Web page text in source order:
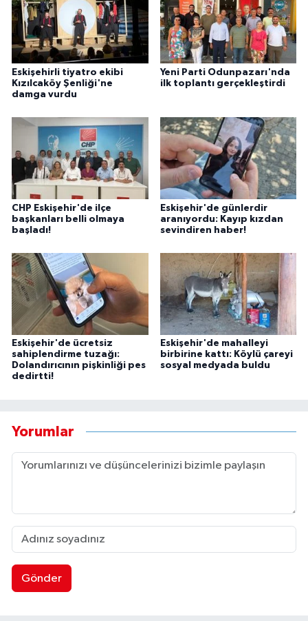
Eskişehirli tiyatro ekibi
Kızılcaköy Şenliği'ne
damga vurdu
Yeni Parti Odunpazarı'nda
ilk toplantı gerçekleştirdi
CHP Eskişehir'de ilçe
başkanları belli olmaya
başladı!
Eskişehir'de günlerdir
aranıyordu: Kayıp kızdan
sevindiren haber!
Eskişehir'de ücretsiz
sahiplendirme tuzağı:
Dolandırıcının pişkinliği pes
dedirtti!
Eskişehir'de mahalleyi
birbirine kattı: Köylü çareyi
sosyal medyada buldu
Yorumlar
Gönder